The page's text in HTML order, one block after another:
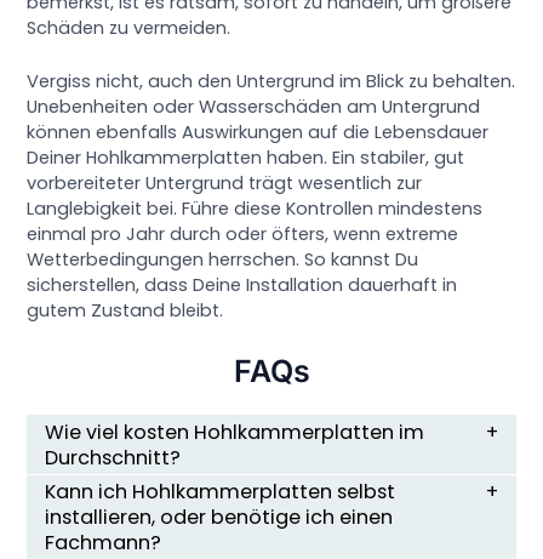
Schäden zu vermeiden.
Vergiss nicht, auch den Untergrund im Blick zu behalten.
Unebenheiten oder Wasserschäden am Untergrund
können ebenfalls Auswirkungen auf die Lebensdauer
Deiner Hohlkammerplatten haben. Ein stabiler, gut
vorbereiteter Untergrund trägt wesentlich zur
Langlebigkeit bei. Führe diese Kontrollen mindestens
einmal pro Jahr durch oder öfters, wenn extreme
Wetterbedingungen herrschen. So kannst Du
sicherstellen, dass Deine Installation dauerhaft in
gutem Zustand bleibt.
FAQs
Wie viel kosten Hohlkammerplatten im
Durchschnitt?
Kann ich Hohlkammerplatten selbst
installieren, oder benötige ich einen
Fachmann?